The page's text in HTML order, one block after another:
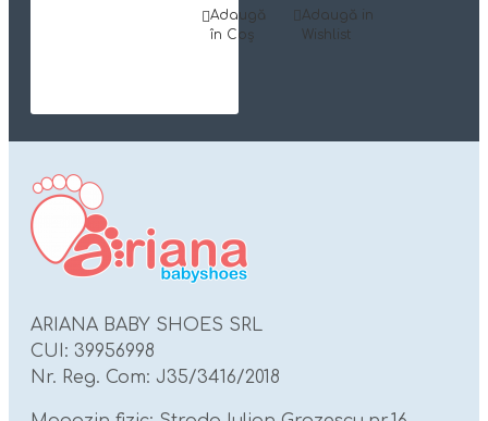
Adaugă
în Coş
Adaugă in
Wishlist
ARIANA BABY SHOES SRL
CUI: 39956998
Nr. Reg. Com: J35/3416/2018